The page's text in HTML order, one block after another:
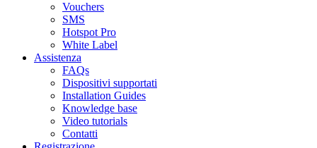
Vouchers
SMS
Hotspot Pro
White Label
Assistenza
FAQs
Dispositivi supportati
Installation Guides
Knowledge base
Video tutorials
Contatti